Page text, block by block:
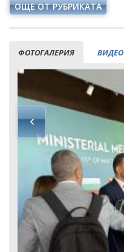
ОЩЕ ОТ РУБРИКАТА
ФОТОГАЛЕРИЯ ВИДЕО